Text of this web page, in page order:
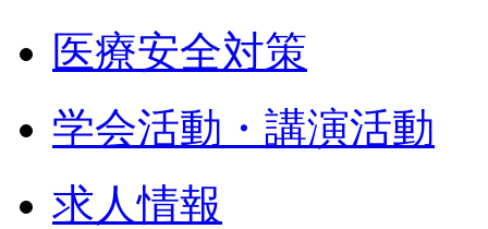
医療安全対策
学会活動・講演活動
求人情報